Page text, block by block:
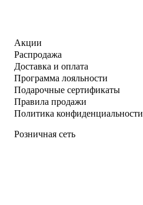
Акции
Распродажа
Доставка и оплата
Программа лояльности
Подарочные сертификаты
Правила продажи
Политика конфиденциальности
Розничная сеть